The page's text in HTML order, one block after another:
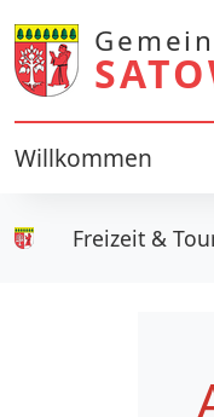
Willkommen
Gemeinde Satow
Freizeit &